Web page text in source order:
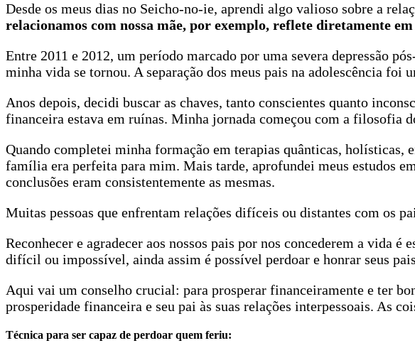
Desde os meus dias no Seicho-no-ie, aprendi algo valioso sobre a
relacionamos com nossa mãe, por exemplo, reflete diretamente
Entre 2011 e 2012, um período marcado por uma severa depressão
minha vida se tornou. A separação dos meus pais na adolescência
Anos depois, decidi buscar as chaves, tanto conscientes quanto
financeira estava em ruínas. Minha jornada começou com a filosofia
Quando completei minha formação em terapias quânticas, holísticas,
família era perfeita para mim. Mais tarde, aprofundei meus estudos em
conclusões eram consistentemente as mesmas.
Muitas pessoas que enfrentam relações difíceis ou distantes com os
Reconhecer e agradecer aos nossos pais por nos concederem a vida
difícil ou impossível, ainda assim é possível perdoar e honrar seus
Aqui vai um conselho crucial: para prosperar financeiramente e ter
prosperidade financeira e seu pai às suas relações interpessoais. As
Técnica para ser capaz de perdoar quem feriu: